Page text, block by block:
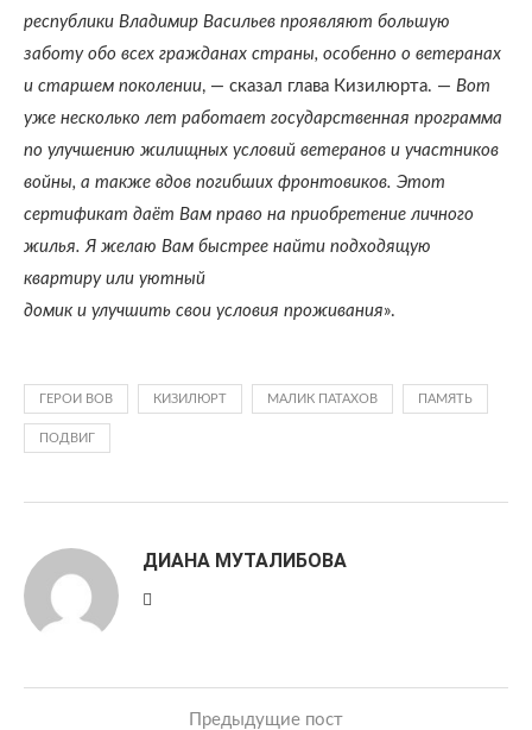
республики Владимир Васильев проявляют большую
заботу обо всех гражданах страны, особенно о ветеранах
и старшем поколении, — сказал глава Кизилюрта. — Вот
уже несколько лет работает государственная программа
по улучшению жилищных условий ветеранов и участников
войны, а также вдов погибших фронтовиков. Этот
сертификат даёт Вам право на приобретение личного
жилья. Я желаю Вам быстрее найти подходящую
квартиру или уютный
домик и улучшить свои условия проживания».
ГЕРОИ ВОВ КИЗИЛЮРТ МАЛИК ПАТАХОВ ПАМЯТЬ
ПОДВИГ
ДИАНА МУТАЛИБОВА
Предыдущие пост